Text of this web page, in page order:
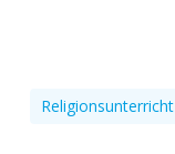
Religionsunterricht